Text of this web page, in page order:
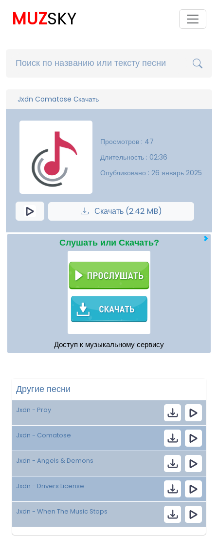
MUZSKY
Jxdn Comatose Скачать
Просмотров : 47
Длительность : 02:36
Опубликовано : 26 январь 2025
Скачать (2.42 MB)
Слушать или Скачать?
Доступ к музыкальному сервису
Другие песни
Jxdn - Pray
Jxdn - Comatose
Jxdn - Angels & Demons
Jxdn - Drivers License
Jxdn - When The Music Stops